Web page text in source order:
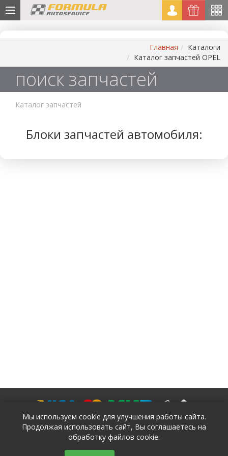
Главная
Каталоги
Каталог запчастей OPEL
поиск запчастей
Каталог запчастей
Блоки запчастей автомобиля:
Мы используем cookie для улучшения работы сайта.
Продолжая использовать сайт, Вы соглашаетесь на
обработку файлов cookie.